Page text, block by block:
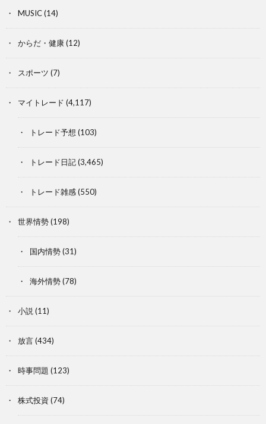
MUSIC(14)
からだ・健康(12)
スポーツ (7)
マイトレード (4,117)
トレード予想 (103)
トレード日記(3,465)
トレード雑感(550)
世界情勢(198)
国内情勢(31)
海外情勢(78)
小説 (11)
放言(434)
時事問題 (123)
株式投資 (74)